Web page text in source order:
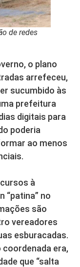
de redes
o plano
arrefeceu,
sucumbido às
prefeitura
digitais para
poderia
ao menos
à
“patina” no
são
vereadores
esburacadas.
coordenada era,
que “salta